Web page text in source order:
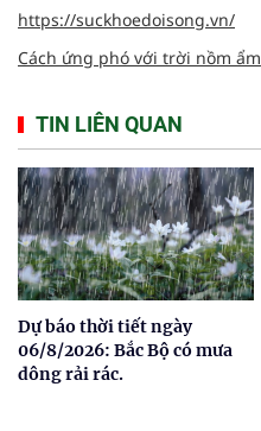
https://suckhoedoisong.vn/
Cách ứng phó với trời nồm ẩm
TIN LIÊN QUAN
Dự báo thời tiết ngày
06/8/2026: Bắc Bộ có mưa
dông rải rác.